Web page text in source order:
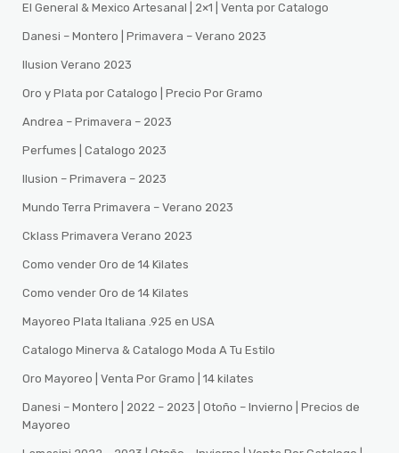
El General & Mexico Artesanal | 2×1 | Venta por Catalogo
Danesi – Montero | Primavera – Verano 2023
Ilusion Verano 2023
Oro y Plata por Catalogo | Precio Por Gramo
Andrea – Primavera – 2023
Perfumes | Catalogo 2023
Ilusion – Primavera – 2023
Mundo Terra Primavera – Verano 2023
Cklass Primavera Verano 2023
Como vender Oro de 14 Kilates
Como vender Oro de 14 Kilates
Mayoreo Plata Italiana .925 en USA
Catalogo Minerva & Catalogo Moda A Tu Estilo
Oro Mayoreo | Venta Por Gramo | 14 kilates
Danesi – Montero | 2022 – 2023 | Otoño – Invierno | Precios de
Mayoreo